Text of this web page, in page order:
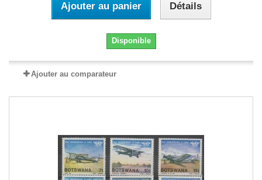
Ajouter au panier Détails
Disponible
Ajouter au comparateur